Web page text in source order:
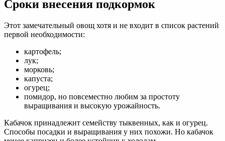
Сроки внесения подкормок
Этот замечательный овощ хотя и не входит в список растений
первой необходимости:
картофель;
лук;
морковь;
капуста;
огурец;
помидор, но повсеместно любим за простоту
выращивания и высокую урожайность.
Кабачок принадлежит семейству тыквенных, как и огурец.
Способы посадки и выращивания у них похожи. Но кабачок